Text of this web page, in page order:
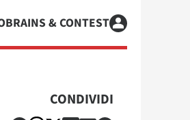
BRAINS & CONTEST
CONDIVIDI